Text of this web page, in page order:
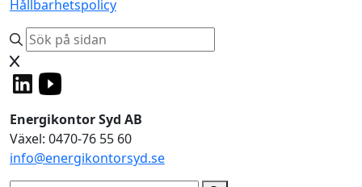
Hållbarhetspolicy
Energikontor Syd AB
Växel: 0470-76 55 60
info@energikontorsyd.se